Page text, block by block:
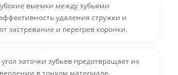
выемки между зубьями
удаления стружки и
застревание и перегрев коронки.
заточки зубьев предотвращает их
в тонком материале.